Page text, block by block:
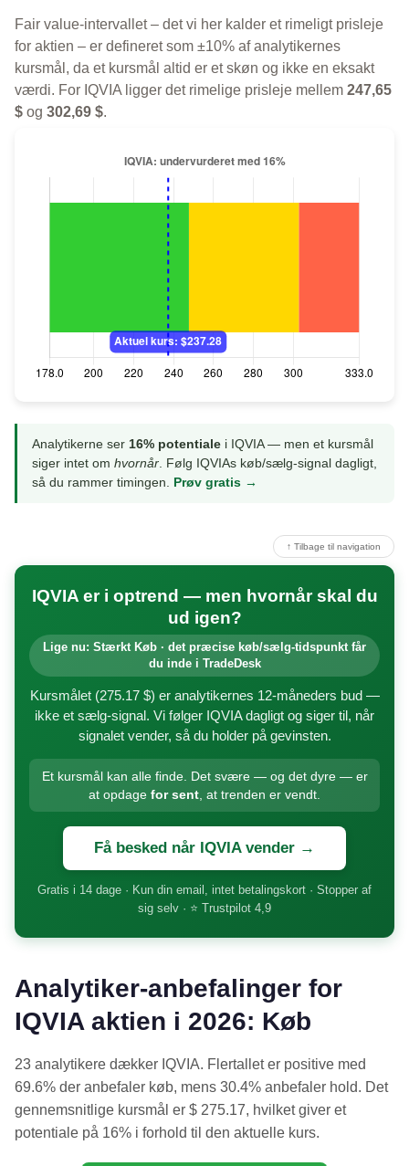
Fair value-intervallet – det vi her kalder et rimeligt prisleje
for aktien – er defineret som ±10% af analytikernes
kursmål, da et kursmål altid er et skøn og ikke en eksakt
værdi. For IQVIA ligger det rimelige prisleje mellem 247,65
$ og 302,69 $.
Analytikerne ser 16% potentiale i IQVIA — men et kursmål
siger intet om hvornår. Følg IQVIAs køb/sælg-signal dagligt,
så du rammer timingen. Prøv gratis →
↑ Tilbage til navigation
IQVIA er i optrend — men hvornår skal du
ud igen?
Lige nu: Stærkt Køb · det præcise køb/sælg-tidspunkt får
du inde i TradeDesk
Kursmålet (275.17 $) er analytikernes 12-måneders bud —
ikke et sælg-signal. Vi følger IQVIA dagligt og siger til, når
signalet vender, så du holder på gevinsten.
Et kursmål kan alle finde. Det svære — og det dyre — er
at opdage for sent, at trenden er vendt.
Få besked når IQVIA vender →
Gratis i 14 dage · Kun din email, intet betalingskort · Stopper af
sig selv · ⭐ Trustpilot 4,9
Analytiker-anbefalinger for
IQVIA aktien i 2026: Køb
23 analytikere dækker IQVIA. Flertallet er positive med
69.6% der anbefaler køb, mens 30.4% anbefaler hold. Det
gennemsnitlige kursmål er $ 275.17, hvilket giver et
potentiale på 16% i forhold til den aktuelle kurs.